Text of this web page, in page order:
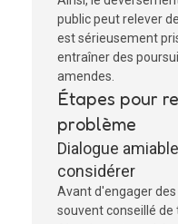
public peut relever
est sérieusement
entraîner des
amendes.
Étapes pour
problème
Dialogue
considérer
Avant d'engager
souvent conseillé de